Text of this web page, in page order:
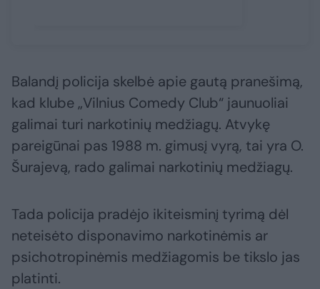
Balandį policija skelbė apie gautą pranešimą,
kad klube „Vilnius Comedy Club“ jaunuoliai
galimai turi narkotinių medžiagų. Atvykę
pareigūnai pas 1988 m. gimusį vyrą, tai yra O.
Šurajevą, rado galimai narkotinių medžiagų.
Tada policija pradėjo ikiteisminį tyrimą dėl
neteisėto disponavimo narkotinėmis ar
psichotropinėmis medžiagomis be tikslo jas
platinti.